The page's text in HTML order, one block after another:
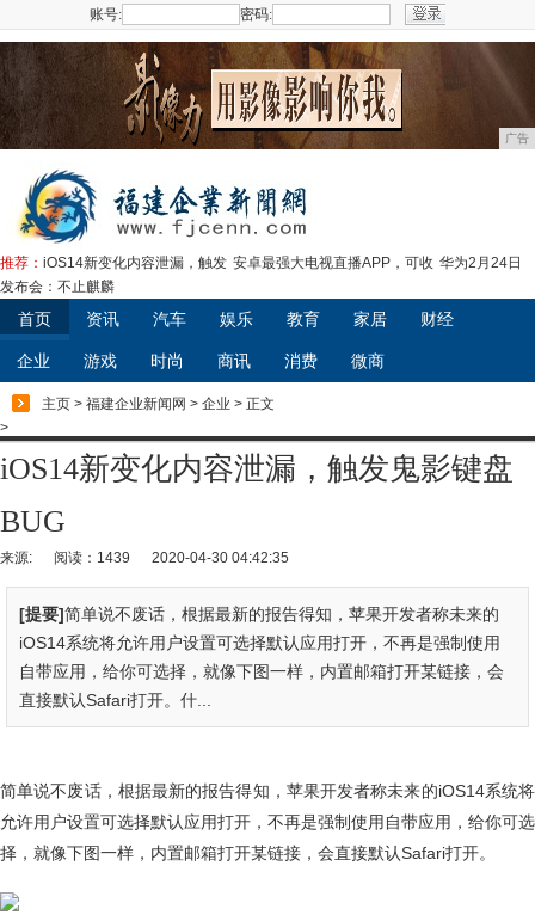
账号: 密码:
广告
推荐： iOS14新变化内容泄漏，触发 安卓最强大电视直播APP，可收 华为2月24日
发布会：不止麒麟
首页 资讯 汽车 娱乐 教育 家居 财经
企业 游戏 时尚 商讯 消费 微商
主页 > 福建企业新闻网 > 企业 > 正文
>
iOS14新变化内容泄漏，触发鬼影键盘
BUG
来源: 阅读：1439 2020-04-30 04:42:35
[提要]简单说不废话，根据最新的报告得知，苹果开发者称未来的
iOS14系统将允许用户设置可选择默认应用打开，不再是强制使用
自带应用，给你可选择，就像下图一样，内置邮箱打开某链接，会
直接默认Safari打开。什...
简单说不废话，根据最新的报告得知，苹果开发者称未来的iOS14系统将
允许用户设置可选择默认应用打开，不再是强制使用自带应用，给你可选
择，就像下图一样，内置邮箱打开某链接，会直接默认Safari打开。